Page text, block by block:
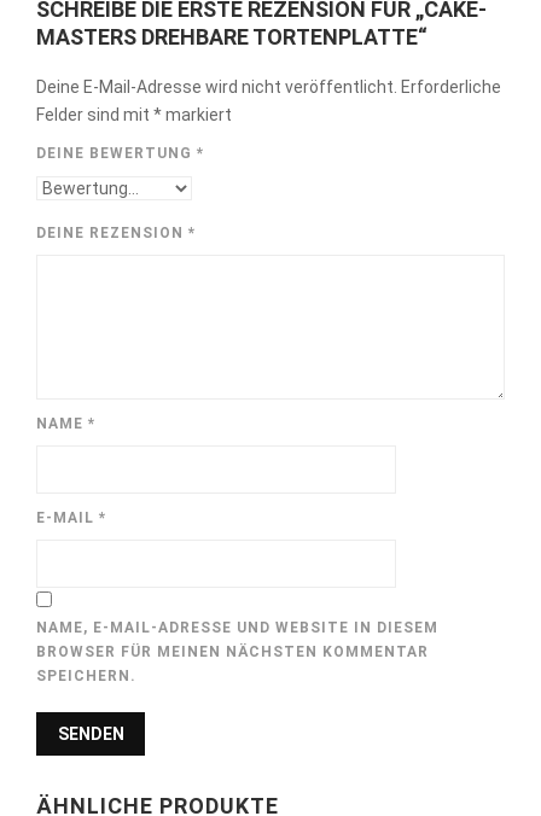
SCHREIBE DIE ERSTE REZENSION FÜR „CAKE-
MASTERS DREHBARE TORTENPLATTE“
Deine E-Mail-Adresse wird nicht veröffentlicht. Erforderliche
Felder sind mit *markiert
DEINE BEWERTUNG *
DEINE REZENSION *
NAME *
E-MAIL *
NAME, E-MAIL-ADRESSE UND WEBSITE IN DIESEM
BROWSER FÜR MEINEN NÄCHSTEN KOMMENTAR
SPEICHERN.
ÄHNLICHE PRODUKTE